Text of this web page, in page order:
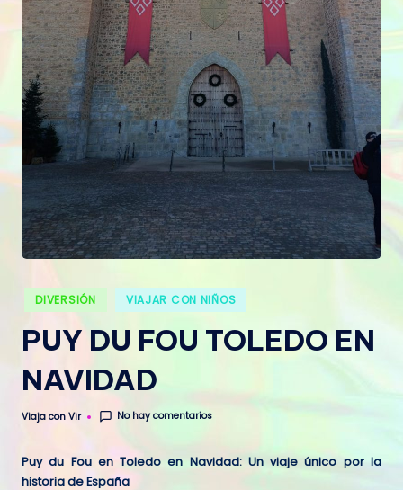
Publicado
en
DIVERSIÓN VIAJAR CON NIÑOS
PUY DU FOU TOLEDO EN
NAVIDAD
Publicado
Viaja con Vir No hay comentarios
Puy du Fou en Toledo en Navidad: Un viaje único por la
historia de España